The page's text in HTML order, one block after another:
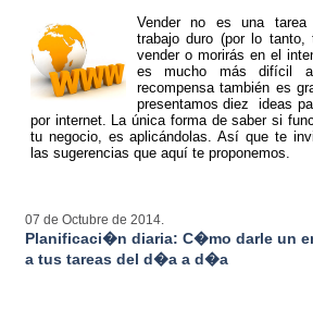
Vender no es una tarea
trabajo duro (por lo tanto,
vender o morirás en el
es mucho más difícil
recompensa también es
presentamos diez ideas
por internet. La única forma de saber si
tu negocio, es aplicándolas. Así que te
las sugerencias que aquí te proponemos.
07 de Octubre de 2014.
Planificaci�n diaria: C�mo darle un
a tus tareas del d�a a d�a